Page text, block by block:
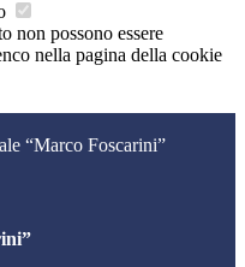
non possono essere
nella pagina della cookie
“Marco Foscarini”